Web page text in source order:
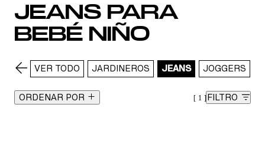
JEANS PARA
BEBÉ NIÑO
VER TODO JARDINEROS JEANS JOGGERS
ORDENAR POR 1 FILTRO